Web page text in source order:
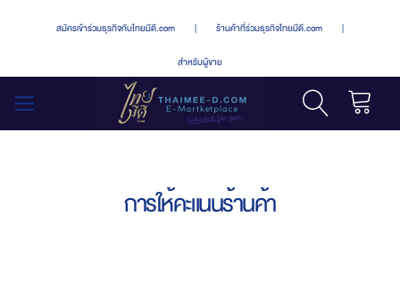
สมัครเข้าร่วมธุรกิจกับไทยมีดี.com | ร้านค้าที่ร่วมธุรกิจไทยมีดี.com |
สำหรับผู้ขาย
การให้คะแนนร้านค้า